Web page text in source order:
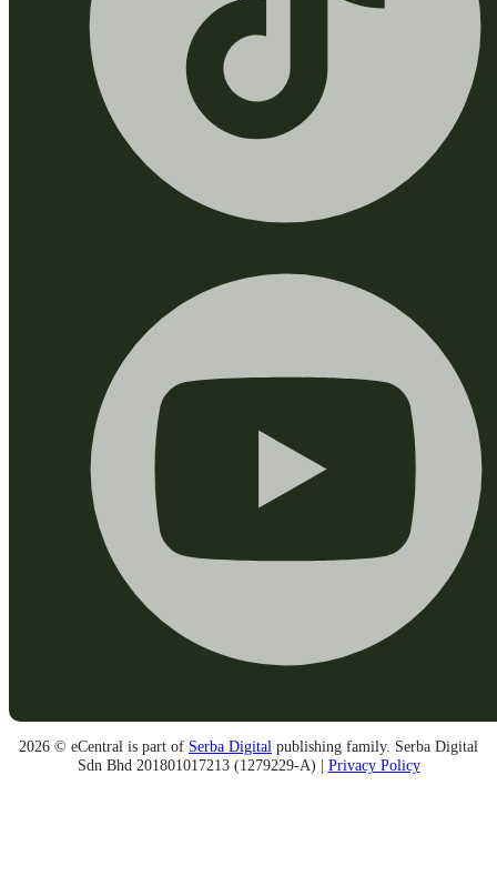
2026 © eCentral is part of Serba Digital publishing family. Serba Digital
Sdn Bhd 201801017213 (1279229-A) | Privacy Policy